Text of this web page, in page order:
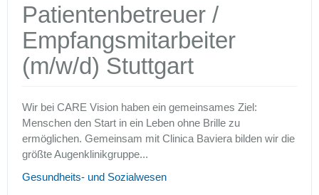
Patientenbetreuer /
Empfangsmitarbeiter
(m/w/d) Stuttgart
Wir bei CARE Vision haben ein gemeinsames Ziel:
Menschen den Start in ein Leben ohne Brille zu
ermöglichen. Gemeinsam mit Clinica Baviera bilden wir die
größte Augenklinikgruppe...
Gesundheits- und Sozialwesen